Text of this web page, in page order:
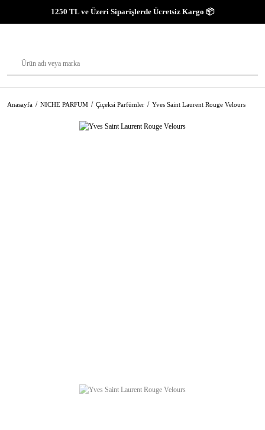
1250 TL ve Üzeri Siparişlerde Ücretsiz Kargo 📦
Anasayfa NICHE PARFUM Çiçeksi Parfümler Yves Saint Laurent Rouge Velours